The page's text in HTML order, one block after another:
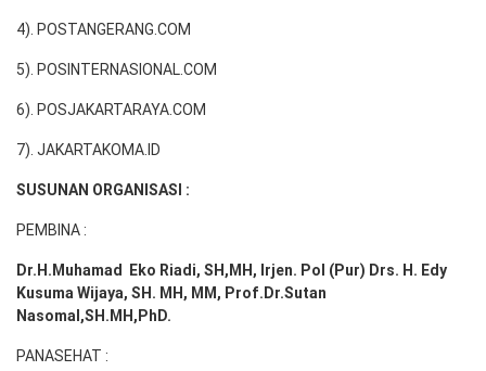
4). POSTANGERANG.COM
5). POSINTERNASIONAL.COM
6). POSJAKARTARAYA.COM
7). JAKARTAKOMA.ID
SUSUNAN ORGANISASI :
PEMBINA :
Dr.H.Muhamad Eko Riadi, SH,MH , Irjen. Pol (Pur) Drs. H. Edy
Kusuma Wijaya, SH. MH, MM, Prof. Dr.Sutan
Nasomal,SH.MH,PhD.
PANASEHAT :